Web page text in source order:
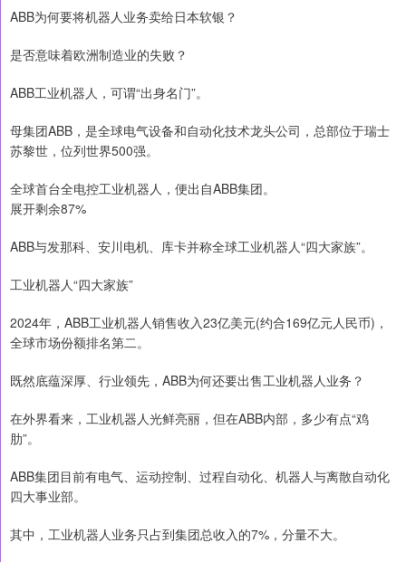
ABB为何要将机器人业务卖给日本软银？
是否意味着欧洲制造业的失败？
ABB工业机器人，可谓“出身名门”。
母集团ABB，是全球电气设备和自动化技术龙头公司，总部位于瑞士
苏黎世，位列世界500强。
全球首台全电控工业机器人，便出自ABB集团。
展开剩余87%
ABB与发那科、安川电机、库卡并称全球工业机器人“四大家族”。
工业机器人“四大家族”
2024年，ABB工业机器人销售收入23亿美元(约合169亿元人民币)，
全球市场份额排名第二。
既然底蕴深厚、行业领先，ABB为何还要出售工业机器人业务？
在外界看来，工业机器人光鲜亮丽，但在ABB内部，多少有点“鸡
肋”。
ABB集团目前有电气、运动控制、过程自动化、机器人与离散自动化
四大事业部。
其中，工业机器人业务只占到集团总收入的7%，分量不大。